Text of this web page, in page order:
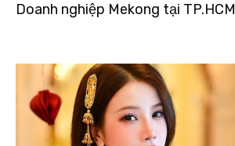
Doanh nghiệp Mekong tại TP.HCM